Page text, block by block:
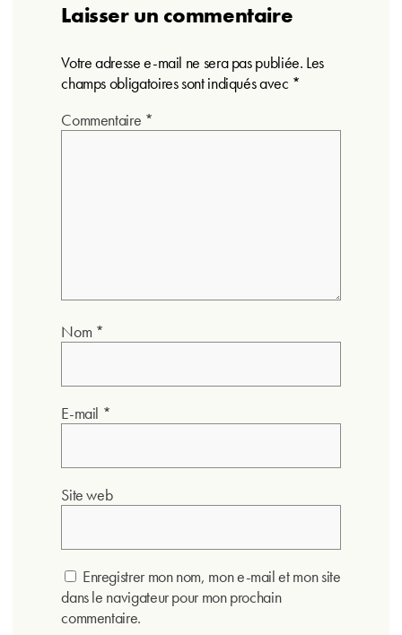
Laisser un commentaire
Votre adresse e-mail ne sera pas publiée. Les
champs obligatoires sont indiqués avec *
Commentaire *
Nom *
E-mail *
Site web
Enregistrer mon nom, mon e-mail et mon site
dans le navigateur pour mon prochain
commentaire.